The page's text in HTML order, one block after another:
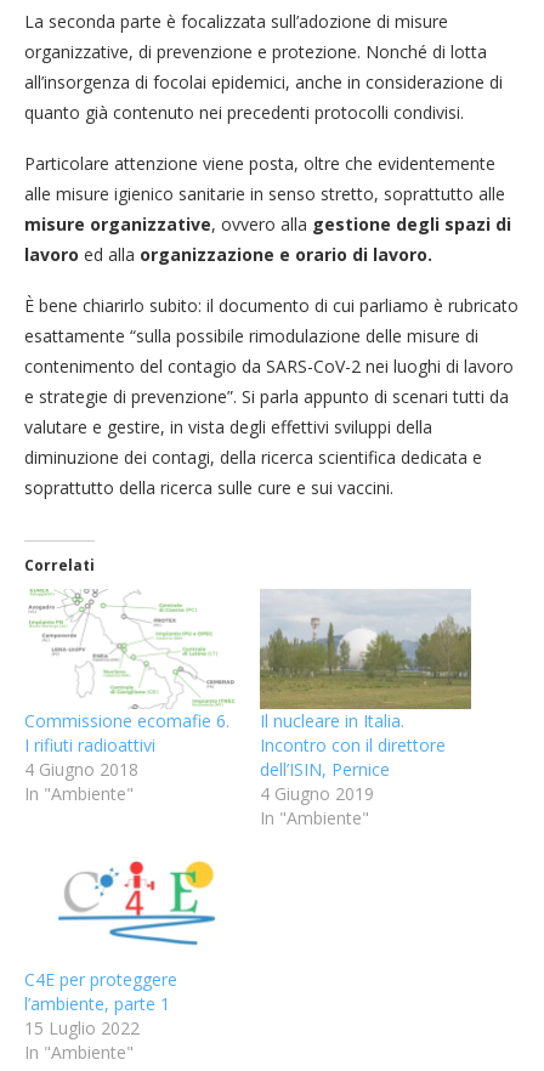
La seconda parte è focalizzata sull’adozione di misure
organizzative, di prevenzione e protezione. Nonché di lotta
all’insorgenza di focolai epidemici, anche in considerazione di
quanto già contenuto nei precedenti protocolli condivisi.
Particolare attenzione viene posta, oltre che evidentemente
alle misure igienico sanitarie in senso stretto, soprattutto alle
misure organizzative, ovvero alla gestione degli spazi di
lavoro ed alla organizzazione e orario di lavoro.
È bene chiarirlo subito: il documento di cui parliamo è rubricato
esattamente “sulla possibile rimodulazione delle misure di
contenimento del contagio da SARS-CoV-2 nei luoghi di lavoro
e strategie di prevenzione”. Si parla appunto di scenari tutti da
valutare e gestire, in vista degli effettivi sviluppi della
diminuzione dei contagi, della ricerca scientifica dedicata e
soprattutto della ricerca sulle cure e sui vaccini.
Correlati
Commissione ecomafie 6.
I rifiuti radioattivi
4 Giugno 2018
In "Ambiente"
Il nucleare in Italia.
Incontro con il direttore
dell’ISIN, Pernice
4 Giugno 2019
In "Ambiente"
C4E per proteggere
l’ambiente, parte 1
15 Luglio 2022
In "Ambiente"